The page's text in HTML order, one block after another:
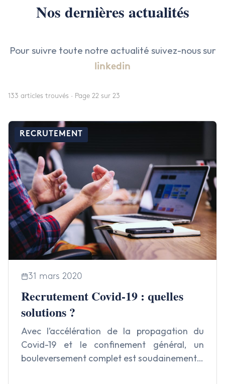
Nos dernières actualités
Pour suivre toute notre actualité suivez-nous sur
linkedin
133 articles trouvés · Page 22 sur 23
RECRUTEMENT
31 mars 2020
Recrutement Covid-19 : quelles
solutions ?
Avec l’accélération de la propagation du
Covid-19 et le confinement général, un
bouleversement complet est soudainement…
Coaching
Executive Search
Management de Transition &
Transformation des
Armement & Sécurité
Environnement et Energies
Facility Management
Finance
Lifesciences
Médical
Nucléaire
NOS OFFRES
Contact